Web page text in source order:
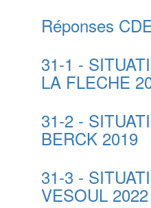
Réponses
31-1 -
LA FLECHE
31-2 -
BERCK 2019
31-3 -
VESOUL 2022